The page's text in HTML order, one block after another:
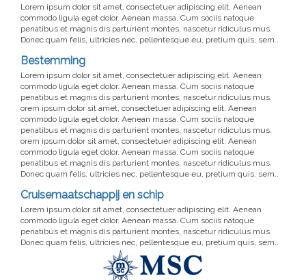
Lorem ipsum dolor sit amet, consectetuer adipiscing elit. Aenean
commodo ligula eget dolor. Aenean massa. Cum sociis natoque
penatibus et magnis dis parturient montes, nascetur ridiculus mus.
Donec quam felis, ultricies nec, pellentesque eu, pretium quis, sem..
Bestemming
Lorem ipsum dolor sit amet, consectetuer adipiscing elit. Aenean
commodo ligula eget dolor. Aenean massa. Cum sociis natoque
penatibus et magnis dis parturient montes, nascetur ridiculus mus.
orem ipsum dolor sit amet, consectetuer adipiscing elit. Aenean
commodo ligula eget dolor. Aenean massa. Cum sociis natoque
penatibus et magnis dis parturient montes, nascetur ridiculus mus.
orem ipsum dolor sit amet, consectetuer adipiscing elit. Aenean
commodo ligula eget dolor. Aenean massa. Cum sociis natoque
penatibus et magnis dis parturient montes, nascetur ridiculus mus.
Donec quam felis, ultricies nec, pellentesque eu, pretium quis, sem..
Cruisemaatschappij en schip
Lorem ipsum dolor sit amet, consectetuer adipiscing elit. Aenean
commodo ligula eget dolor. Aenean massa. Cum sociis natoque
penatibus et magnis dis parturient montes, nascetur ridiculus mus.
Donec quam felis, ultricies nec, pellentesque eu, pretium quis, sem..